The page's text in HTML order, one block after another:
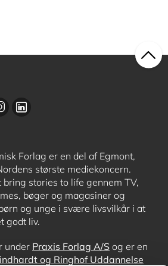
Forlag er en del af Egmont,
største mediekoncern.
bring stories to life gennem TV,
bøger og magasiner og
og unge i svære livsvilkår i at
godt liv.
under Praxis Forlag A/S og er en
og Ringhof Uddannelse